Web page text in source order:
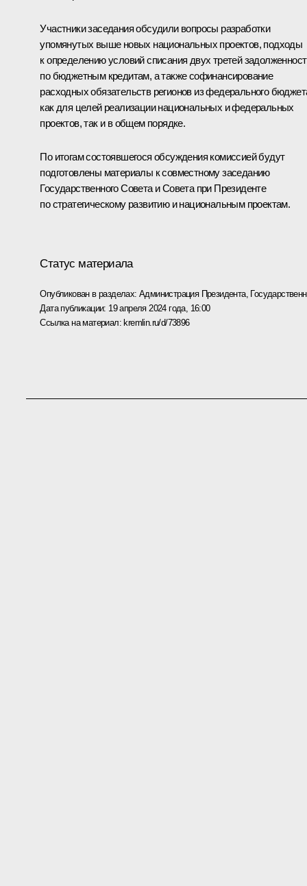
Участники заседания обсудили вопросы разработки
упомянутых выше новых национальных проектов, подходы
к определению условий списания двух третей
по бюджетным кредитам, а также софинансирование
расходных обязательств регионов из федерального
как для целей реализации национальных и федеральных
проектов, так и в общем порядке.
По итогам состоявшегося обсуждения комиссией будут
подготовлены материалы к совместному заседанию
Государственного Совета и Совета при Президенте
по стратегическому развитию и национальным проектам.
Статус материала
Опубликован в разделах: Администрация Президента,
Дата публикации: 19 апреля 2024 года, 16:00
Ссылка на материал: kremlin.ru/d/73896